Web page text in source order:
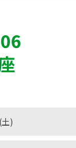
)